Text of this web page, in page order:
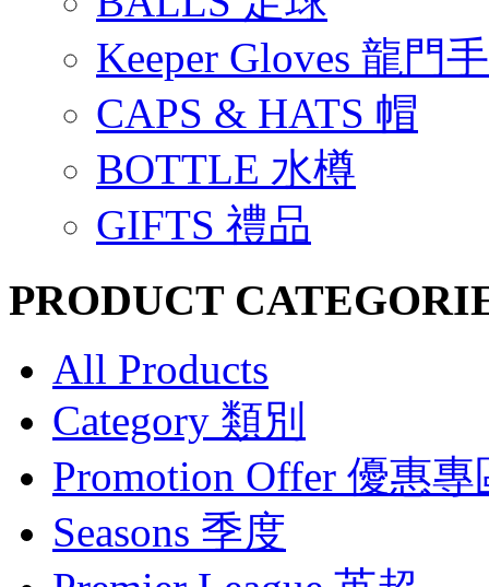
Keeper Gloves 龍門
CAPS & HATS 帽
BOTTLE 水樽
GIFTS 禮品
PRODUCT
All Products
Category 類別
Promotion Offer 優惠專
Seasons 季度